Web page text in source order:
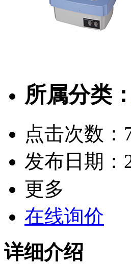
所属分类：
点击次数：
发布日期：
更多
在线询价
详细介绍